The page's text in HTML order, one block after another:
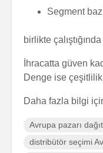
Segment
birlikte
İhracatta güven
Denge ise
Daha fazla bilgi
Avrupa pazarı
distribütör seçimi